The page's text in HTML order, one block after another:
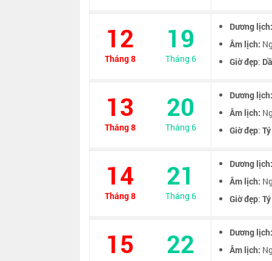
12
Tháng 8
19
Tháng 6
Dương lịch:
Âm lịch:
Giờ đẹp:
13
Tháng 8
20
Tháng 6
Dương lịch:
Âm lịch:
Giờ đẹp: Tý
14
Tháng 8
21
Tháng 6
Dương lịch:
Âm lịch:
Giờ đẹp: Tý
15 22 Dương lịch:
Âm lịch: